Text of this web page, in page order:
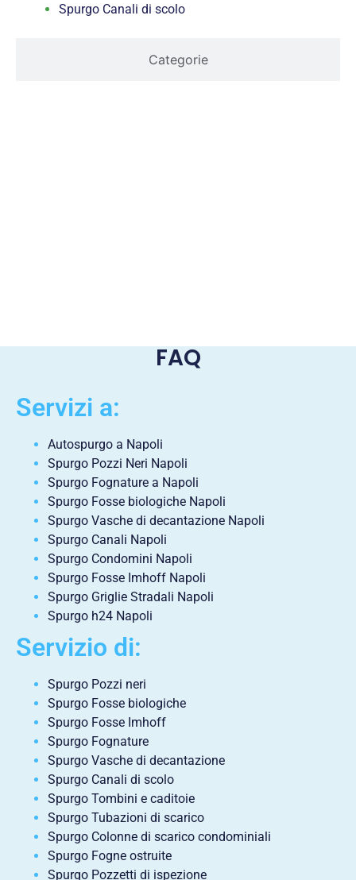
Categorie
Spurgo Canali di scolo
FAQ
Servizi a:
Autospurgo a Napoli
Spurgo Pozzi Neri Napoli
Spurgo Fognature a Napoli
Spurgo Fosse biologiche Napoli
Spurgo Vasche di decantazione Napoli
Spurgo Canali Napoli
Spurgo Condomini Napoli
Spurgo Fosse Imhoff Napoli
Spurgo Griglie Stradali Napoli
Spurgo h24 Napoli
Servizio di:
Spurgo Pozzi neri
Spurgo Fosse biologiche
Spurgo Fosse Imhoff
Spurgo Fognature
Spurgo Vasche di decantazione
Spurgo Canali di scolo
Spurgo Tombini e caditoie
Spurgo Tubazioni di scarico
Spurgo Colonne di scarico condominiali
Spurgo Fogne ostruite
Spurgo Pozzetti di ispezione